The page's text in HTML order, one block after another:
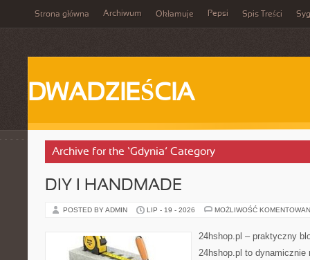
Strona główna Archiwum Okłamuje Pepsi Spis Treści
DWADZIEŚCIA
Archive for the ‘Gdynia’ Category
DIY I HANDMADE
POSTED BY ADMIN LIP - 19 - 2026 MOŻLIWOŚĆ
24hshop.pl – praktyczny
24hshop.pl to dynamicznie